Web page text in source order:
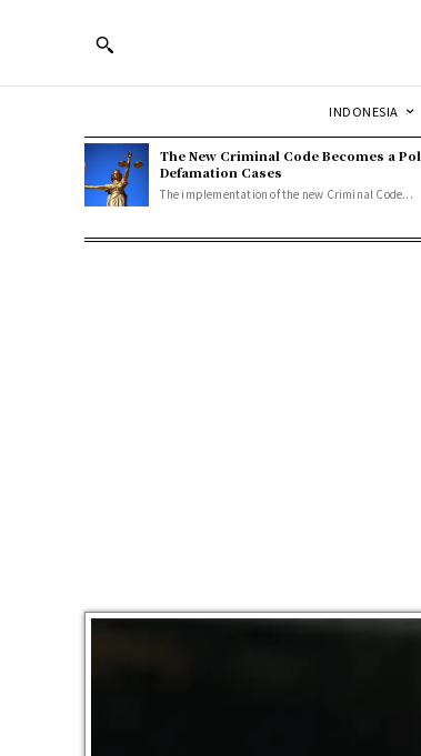
INDONESIA
The New Criminal Code Becomes a
Defamation Cases
The implementation of the new Criminal Code...